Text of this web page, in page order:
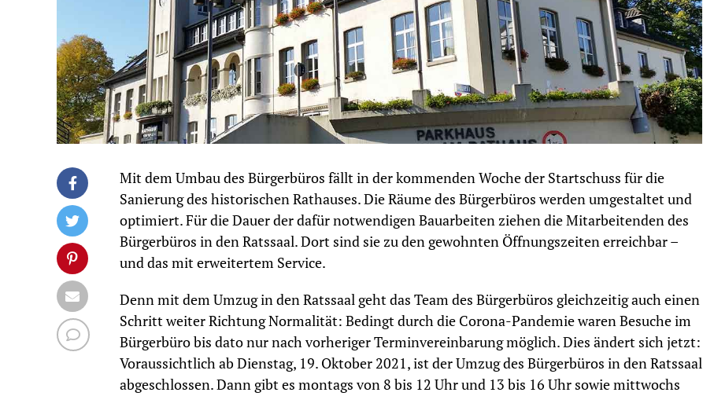
Mit dem Umbau des Bürgerbüros fällt in der kommenden Woche der Startschuss für die
Sanierung des historischen Rathauses. Die Räume des Bürgerbüros werden umgestaltet und
optimiert. Für die Dauer der dafür notwendigen Bauarbeiten ziehen die Mitarbeitenden des
Bürgerbüros in den Ratssaal. Dort sind sie zu den gewohnten Öffnungszeiten erreichbar –
und das mit erweitertem Service.
Denn mit dem Umzug in den Ratssaal geht das Team des Bürgerbüros gleichzeitig auch einen
Schritt weiter Richtung Normalität: Bedingt durch die Corona-Pandemie waren Besuche im
Bürgerbüro bis dato nur nach vorheriger Terminvereinbarung möglich. Dies ändert sich jetzt:
Voraussichtlich ab Dienstag, 19. Oktober 2021, ist der Umzug des Bürgerbüros in den Ratssaal
abgeschlossen. Dann gibt es montags von 8 bis 12 Uhr und 13 bis 16 Uhr sowie mittwochs